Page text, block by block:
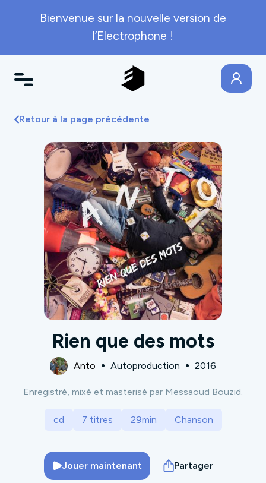
Bienvenue sur la nouvelle version de
l’Electrophone !
Retour à la page précédente
Rien que des mots
Anto Autoproduction 2016
Enregistré, mixé et masterisé par Messaoud Bouzid.
cd 7 titres 29min Chanson
Jouer maintenant Partager